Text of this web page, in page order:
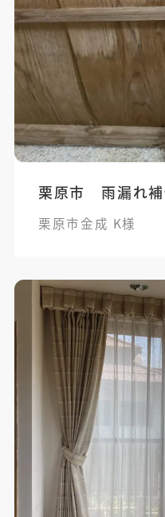
栗原市 雨漏れ
栗原市金成 K様